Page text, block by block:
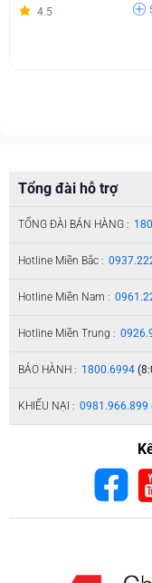
4.5
Tổng đài hỗ trợ
TỔNG ĐÀI BÁN HÀNG :
Hotline Miền Bắc :
Hotline Miền Nam :
Hotline Miền Trung :
BẢO HÀNH : 1800.6994
KHIẾU NẠI : 0981.966.899